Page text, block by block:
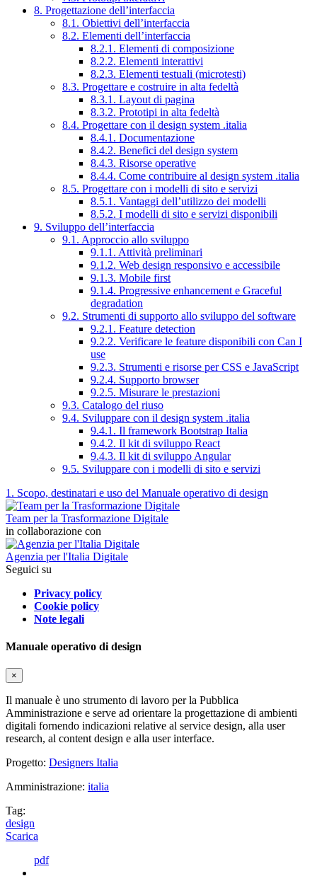
8. Progettazione dell’interfaccia
8.1. Obiettivi dell’interfaccia
8.2. Elementi dell’interfaccia
8.2.1. Elementi di composizione
8.2.2. Elementi interattivi
8.2.3. Elementi testuali (microtesti)
8.3. Progettare e costruire in alta fedeltà
8.3.1. Layout di pagina
8.3.2. Prototipi in alta fedeltà
8.4. Progettare con il design system .italia
8.4.1. Documentazione
8.4.2. Benefici del design system
8.4.3. Risorse operative
8.4.4. Come contribuire al design system .italia
8.5. Progettare con i modelli di sito e servizi
8.5.1. Vantaggi dell’utilizzo dei modelli
8.5.2. I modelli di sito e servizi disponibili
9. Sviluppo dell’interfaccia
9.1. Approccio allo sviluppo
9.1.1. Attività preliminari
9.1.2. Web design responsivo e accessibile
9.1.3. Mobile first
9.1.4. Progressive enhancement e Graceful
degradation
9.2. Strumenti di supporto allo sviluppo del software
9.2.1. Feature detection
9.2.2. Verificare le feature disponibili con Can I
use
9.2.3. Strumenti e risorse per CSS e JavaScript
9.2.4. Supporto browser
9.2.5. Misurare le prestazioni
9.3. Catalogo del riuso
9.4. Sviluppare con il design system .italia
9.4.1. Il framework Bootstrap Italia
9.4.2. Il kit di sviluppo React
9.4.3. Il kit di sviluppo Angular
9.5. Sviluppare con i modelli di sito e servizi
1. Scopo, destinatari e uso del Manuale operativo di design
Team per la Trasformazione Digitale
in collaborazione con
Agenzia per l'Italia Digitale
Seguici su
Privacy policy
Cookie policy
Note legali
Manuale operativo di design
×
Il manuale è uno strumento di lavoro per la Pubblica
Amministrazione e serve ad orientare la progettazione di ambienti
digitali fornendo indicazioni relative al service design, alla user
research, al content design e alla user interface.
Progetto: Designers Italia
Amministrazione: italia
Tag:
design
Scarica
pdf